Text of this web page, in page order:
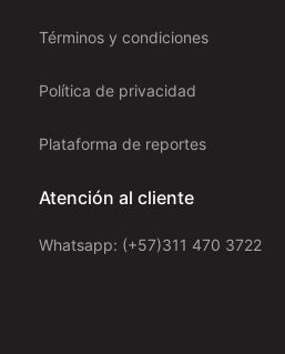
Términos y condiciones
Política de privacidad
Plataforma de reportes
Atención al cliente
Whatsapp: (+57)311 470 3722